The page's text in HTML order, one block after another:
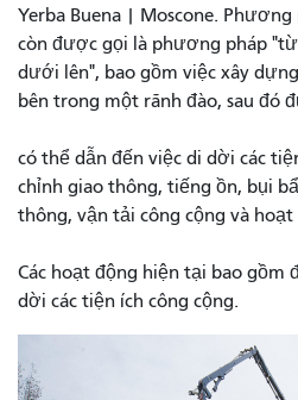
Yerba Buena | Moscone.
còn được gọi là phương pháp
dưới lên", bao gồm việc xây
bên trong một rãnh đào, sau đó
có thể dẫn đến việc di dời các
chỉnh giao thông, tiếng ồn, bụi
thông, vận tải công cộng và
Các hoạt động hiện tại bao gồm
dời các tiện ích công cộng.